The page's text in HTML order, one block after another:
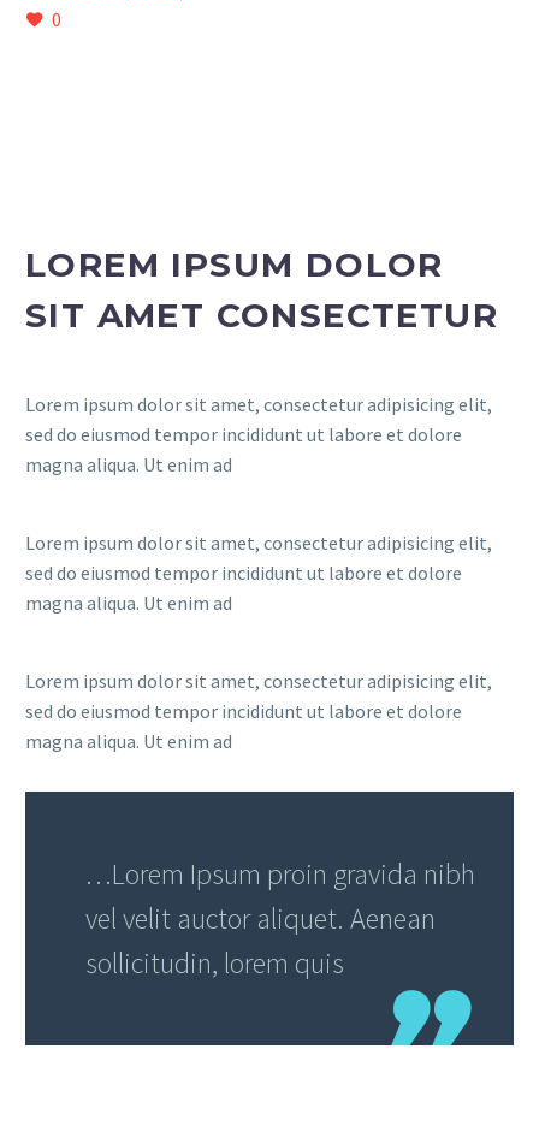
0
LOREM IPSUM DOLOR
SIT AMET CONSECTETUR
Lorem ipsum dolor sit amet, consectetur adipisicing elit,
sed do eiusmod tempor incididunt ut labore et dolore
magna aliqua. Ut enim ad
Lorem ipsum dolor sit amet, consectetur adipisicing elit,
sed do eiusmod tempor incididunt ut labore et dolore
magna aliqua. Ut enim ad
Lorem ipsum dolor sit amet, consectetur adipisicing elit,
sed do eiusmod tempor incididunt ut labore et dolore
magna aliqua. Ut enim ad
…Lorem Ipsum proin gravida nibh
vel velit auctor aliquet. Aenean
sollicitudin, lorem quis